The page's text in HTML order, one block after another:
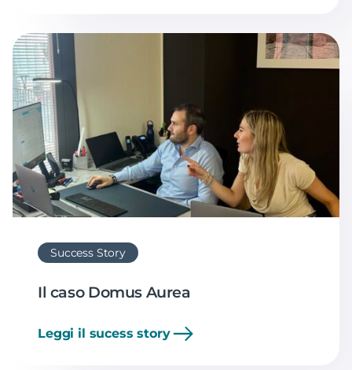
Success Story
Il caso Domus Aurea
Leggi il sucess story